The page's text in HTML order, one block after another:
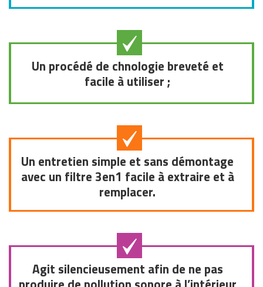
Un procédé de chnologie breveté et
facile à utiliser ;
Un entretien simple et sans démontage
avec un filtre 3en1 facile à extraire et à
remplacer.
Agit silencieusement afin de ne pas